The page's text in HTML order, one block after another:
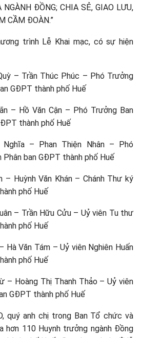
NGÀNH ĐỒNG; CHIA SẺ, GIAO LƯU,
CẦM ĐOÀN.”
trình Lễ Khai mạc, có sự hiện
– Trần Thúc Phúc – Phó Trưởng
GĐPT thành phố Huế
– Hồ Văn Cận – Phó Trưởng Ban
thành phố Huế
– Phan Thiện Nhân – Phó
Phân ban GĐPT thành phố Huế
– Huỳnh Văn Khán – Chánh Thư ký
phố Huế
– Trần Hữu Cửu – Uỷ viên Tu thư
phố Huế
Hà Văn Tám – Uỷ viên Nghiên Huấn
phố Huế
– Hoàng Thị Thanh Thảo – Uỷ viên
GĐPT thành phố Huế
quý anh chị trong Ban Tổ chức và
hơn 110 Huynh trưởng ngành Đồng